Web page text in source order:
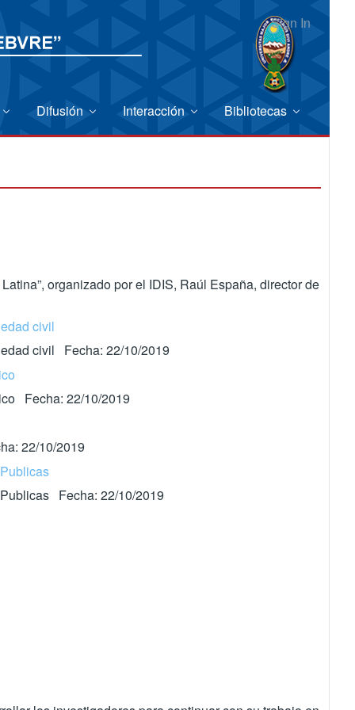
Sign In
Difusión Interacción Bibliotecas
organizado por el IDIS, Raúl España, director de
civil
civil Fecha: 22/10/2019
Fecha: 22/10/2019
22/10/2019
Fecha: 22/10/2019